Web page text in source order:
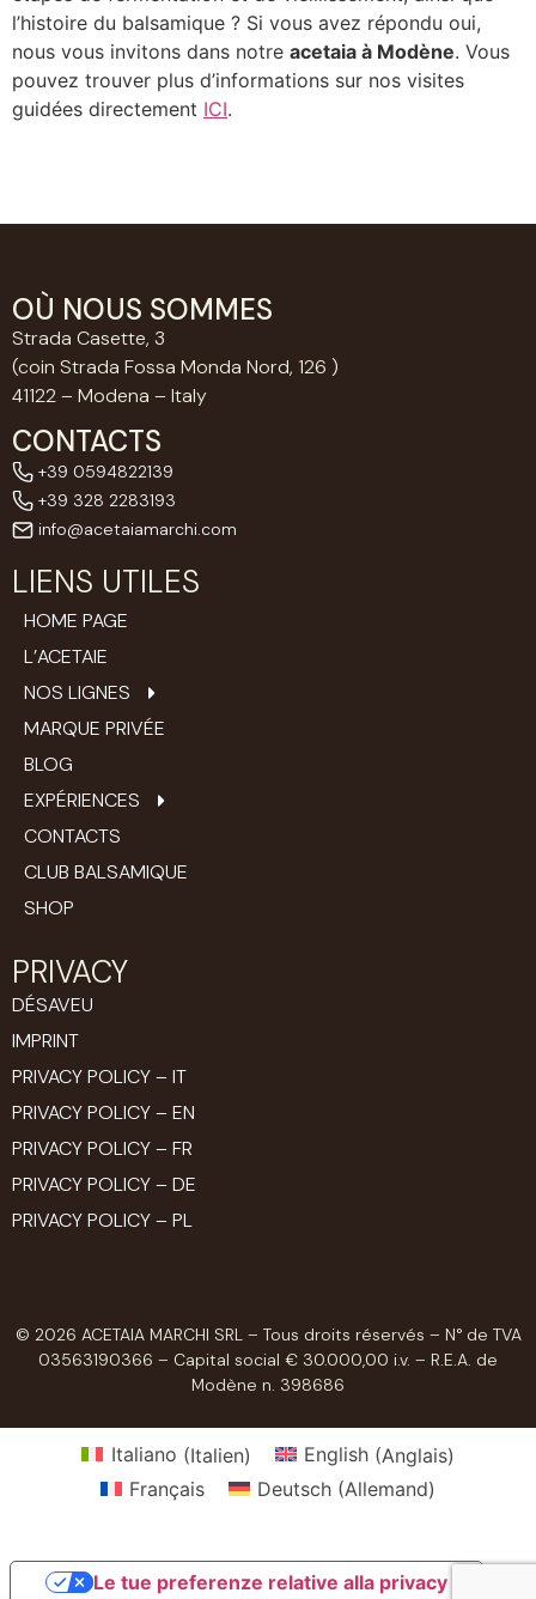
l’histoire du balsamique ? Si vous avez répondu oui,
nous vous invitons dans notre acetaia à Modène. Vous
pouvez trouver plus d’informations sur nos visites
guidées directement ICI.
OÙ NOUS SOMMES
Strada Casette, 3
(coin Strada Fossa Monda Nord, 126 )
41122 – Modena – Italy
CONTACTS
+39 0594822139
+39 328 2283193
info@acetaiamarchi.com
LIENS UTILES
HOME PAGE
L’ACETAIE
NOS LIGNES
MARQUE PRIVÉE
BLOG
EXPÉRIENCES
CONTACTS
CLUB BALSAMIQUE
SHOP
PRIVACY
DÉSAVEU
IMPRINT
PRIVACY POLICY – IT
PRIVACY POLICY – EN
PRIVACY POLICY – FR
PRIVACY POLICY – DE
PRIVACY POLICY – PL
© 2026 ACETAIA MARCHI SRL – Tous droits réservés – N° de TVA
03563190366 – Capital social € 30.000,00 i.v. – R.E.A. de
Modène n. 398686
Italiano (Italien) English(Anglais)
Français
Deutsch (Allemand)
Le tue preferenze relative alla privacy